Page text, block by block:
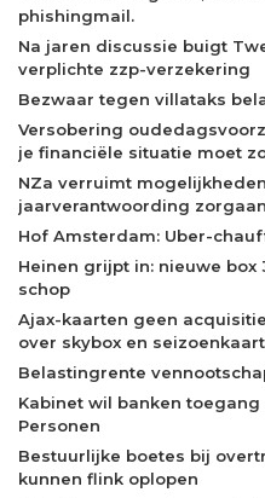
phishingmail.
Na jaren discussie buigt
verplichte zzp-verzekering
Bezwaar tegen villataks
Versobering
je financiële situatie moet
NZa verruimt
jaarverantwoording
Hof Amsterdam: Uber-
Heinen grijpt in: nieuwe
schop
Ajax-kaarten geen
over skybox en
Belastingrente
Kabinet wil banken
Personen
Bestuurlijke boetes bij
kunnen flink oplopen